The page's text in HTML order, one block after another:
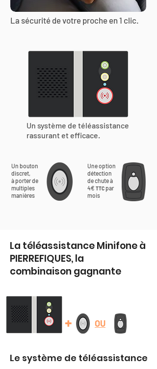
La sécurité de votre proche en 1 clic.
Un système de téléassistance
rassurant et efficace.
Un bouton
discret,
à porter de
multiples
manières
Une option
détection
de chute à
4€ TTC par
mois
La téléassistance Minifone à
PIERREFIQUES, la
combinaison gagnante
+ OU
Le système de téléassistance